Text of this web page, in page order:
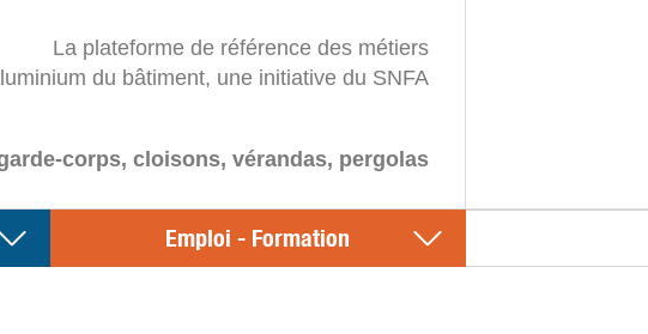
La plateforme de référence des métiers
du bâtiment, une initiative du SNFA
corps, cloisons, vérandas, pergolas
Emploi - Formation